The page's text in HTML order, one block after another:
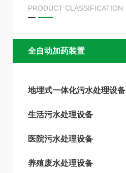
PRODUCT CLASSIFICATION
全自动加药装置
地埋式一体化污水处理设备
生活污水处理设备
医院污水处理设备
养殖废水处理设备